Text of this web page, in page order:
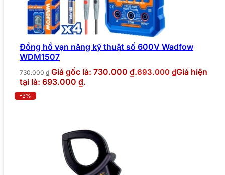
Đồng hồ vạn năng kỹ thuật số 600V Wadfow
WDM1507
730.000₫ Giá gốc là: 730.000 ₫.693.000 ₫Giá hiện
tại là: 693.000 ₫.
-3%